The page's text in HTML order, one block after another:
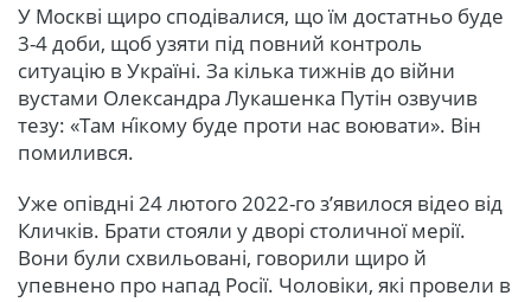
У Москві щиро сподівалися, що їм достатньо буде
3-4 доби, щоб узяти під повний контроль
ситуацію в Україні. За кілька тижнів до війни
вустами Олександра Лукашенка Путін озвучив
тезу: «Там ні́кому буде проти нас воювати». Він
помилився.
Уже опівдні 24 лютого 2022-го з’явилося відео від
Кличків. Брати стояли у дворі столичної мерії.
Вони були схвильовані, говорили щиро й
упевнено про напад Росії. Чоловіки, які провели в